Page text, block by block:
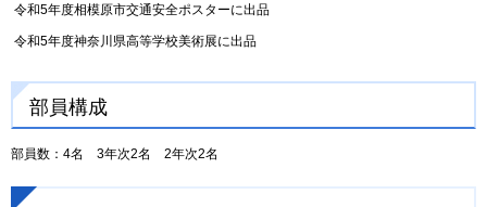
令和5年度相模原市交通安全ポスターに出品
令和5年度神奈川県高等学校美術展に出品
部員構成
部員数：4名 3年次2名 2年次2名